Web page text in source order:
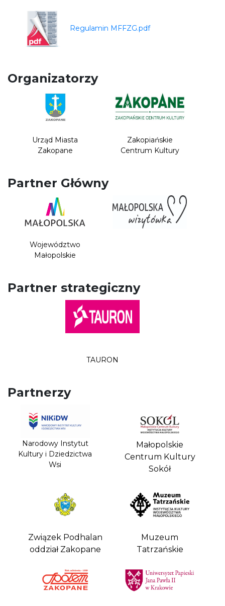
Regulamin MFFZG.pdf
Organizatorzy
Urząd Miasta
Zakopane
Zakopiańskie
Centrum Kultury
Partner Główny
Województwo
Małopolskie
Partner strategiczny
TAURON
Partnerzy
Narodowy Instytut
Kultury i Dziedzictwa
Wsi
Małopolskie
Centrum Kultury
Sokół
Związek Podhalan
oddział Zakopane
Muzeum
Tatrzańskie